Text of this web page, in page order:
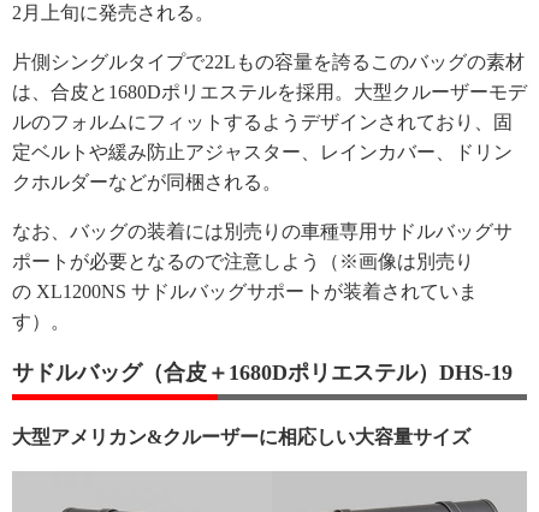
2月上旬に発売される。
片側シングルタイプで22Lもの容量を誇るこのバッグの素材
は、合皮と1680Dポリエステルを採用。大型クルーザーモデ
ルのフォルムにフィットするようデザインされており、固
定ベルトや緩み防止アジャスター、レインカバー、ドリン
クホルダーなどが同梱される。
なお、バッグの装着には別売りの車種専用サドルバッグサ
ポートが必要となるので注意しよう（※画像は別売り
の XL1200NS サドルバッグサポート が装着されていま
す）。
サドルバッグ（合皮＋1680Dポリエステル）DHS-19
大型アメリカン&クルーザーに相応しい大容量サイズ